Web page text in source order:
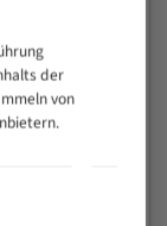
auch bei
der
von